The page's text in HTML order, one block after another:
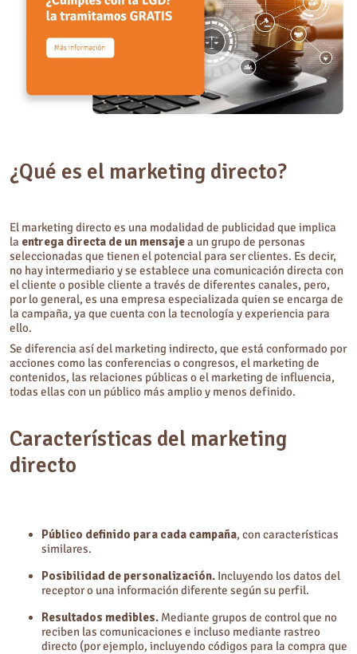
¿Qué es el marketing directo?
El marketing directo es una modalidad de publicidad que implica
la entrega directa de un mensajea un grupo de personas
seleccionadas que tienen el potencial para ser clientes. Es decir,
no hay intermediario y se establece una comunicación directa con
el cliente o posible cliente a través de diferentes canales, pero,
por lo general, es una empresa especializada quien se encarga de
la campaña, ya que cuenta con la tecnología y experiencia para
ello.
Se diferencia así del marketing indirecto, que está conformado por
acciones como las conferencias o congresos, el marketing de
contenidos, las relaciones públicas o el marketing de influencia,
todas ellas con un público más amplio y menos definido.
Características del marketing
directo
Público definido para cada campaña, con características
similares.
Posibilidad de personalización. Incluyendo los datos del
receptor o una información diferente según su perfil.
Resultados medibles. Mediante grupos de control que no
reciben las comunicaciones e incluso mediante rastreo
directo (por ejemplo, incluyendo códigos para la compra que